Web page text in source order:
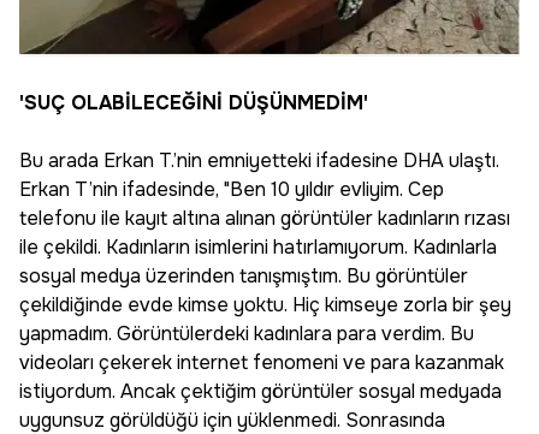
'SUÇ OLABİLECEĞİNİ DÜŞÜNMEDİM'
Bu arada Erkan T.’nin emniyetteki ifadesine DHA ulaştı.
Erkan T’nin ifadesinde, "Ben 10 yıldır evliyim. Cep
telefonu ile kayıt altına alınan görüntüler kadınların rızası
ile çekildi. Kadınların isimlerini hatırlamıyorum. Kadınlarla
sosyal medya üzerinden tanışmıştım. Bu görüntüler
çekildiğinde evde kimse yoktu. Hiç kimseye zorla bir şey
yapmadım. Görüntülerdeki kadınlara para verdim. Bu
videoları çekerek internet fenomeni ve para kazanmak
istiyordum. Ancak çektiğim görüntüler sosyal medyada
uygunsuz görüldüğü için yüklenmedi. Sonrasında